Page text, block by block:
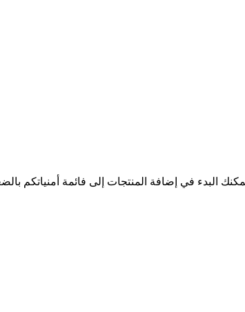
البدء في إضافة المنتجات إلى فائمة أمنياتكم